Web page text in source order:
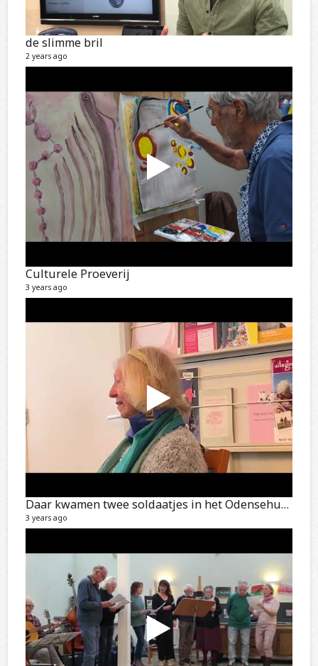
de slimme bril
2 years ago
Culturele Proeverij
3 years ago
Daar kwamen twee soldaatjes in het Odensehuis aan.
3 years ago